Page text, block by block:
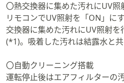
〇熱交換器に集めた汚れにUV照
リモコンでUV照射を「ON」に
交換器に集めた汚れにUV照射
(*1)。吸着した汚れは結露水と
〇自動クリーニング搭載
運転停止後はエアフィルターの